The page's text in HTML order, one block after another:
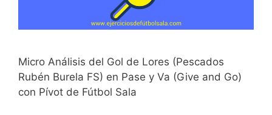
Micro Análisis del Gol de Lores (Pescados
Rubén Burela FS) en Pase y Va (Give and Go)
con Pívot de Fútbol Sala